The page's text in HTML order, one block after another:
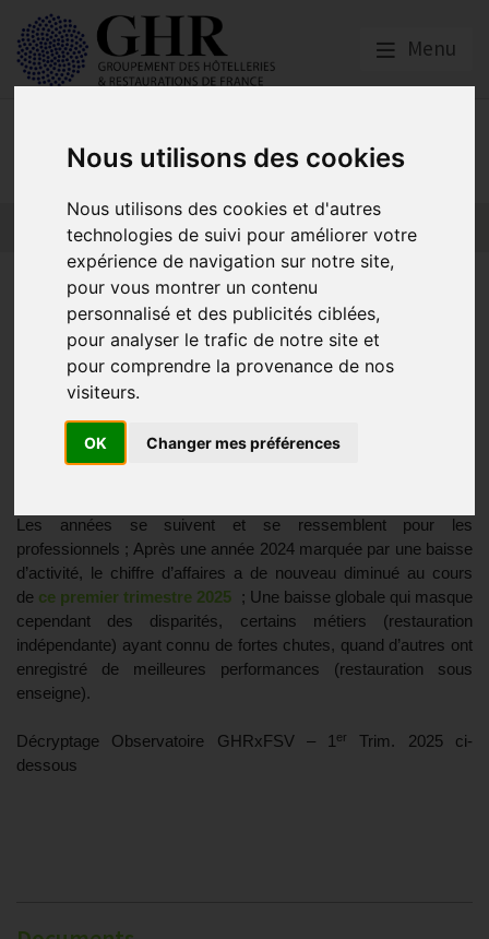
Nous utilisons des cookies
Nous utilisons des cookies et d'autres
technologies de suivi pour améliorer votre
expérience de navigation sur notre site,
pour vous montrer un contenu
personnalisé et des publicités ciblées,
pour analyser le trafic de notre site et
pour comprendre la provenance de nos
visiteurs.
OK Changer mes préférences
Menu
Publications
Un 1ER trimestre 2025 en
deçà des attentes des
professionnels !
Enquête
Les années se suivent et se ressemblent pour les
professionnels ; Après une année 2024 marquée par une baisse
d’activité, le chiffre d’affaires a de nouveau diminué au cours
de ce premier trimestre 2025
; Une baisse globale qui masque
cependant des disparités, certains métiers (restauration
indépendante) ayant connu de fortes chutes, quand d’autres ont
enregistré de meilleures performances (restauration sous
enseigne).
Décryptage Observatoire GHRxFSV – 1 er
Trim. 2025 ci-
dessous